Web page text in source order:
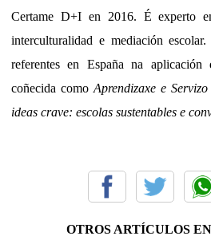
Certame D+I en 2016. É experto
interculturalidad e mediación
referentes en España na aplicación
coñecida como Aprendizaxe e
ideas crave: escolas sustentables e
OTROS ARTÍCULOS